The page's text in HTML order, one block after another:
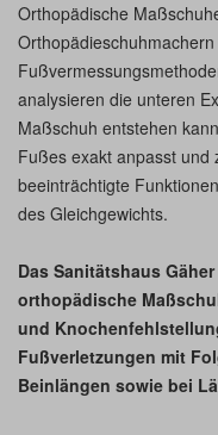
Orthopädische
analysieren die unteren
Maßschuh entstehen
Fußes exakt anpasst und
beeinträchtigte
des Gleichgewichts.
Das Sanitätshaus
orthopädische
und
Fußverletzungen mit
Beinlängen sowie bei